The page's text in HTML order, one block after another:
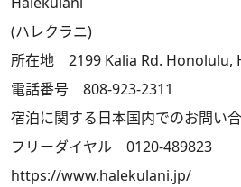
(ハレクラニ)
所在地 2199 Kalia Rd. Honolulu,
電話番号 808-923-2311
宿泊に関する日本国内でのお問い
フリーダイヤル 0120-489823
https://www.halekulani.jp/